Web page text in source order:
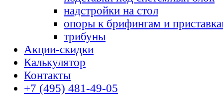
надстройки на стол
опоры к брифингам и
трибуны
Акции-скидки
Калькулятор
Контакты
+7 (495) 481-49-05